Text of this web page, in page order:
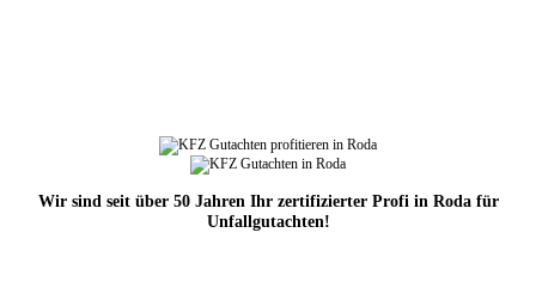
Wir sind seit über 50 Jahren Ihr zertifizierter Profi in Roda für
Unfallgutachten!